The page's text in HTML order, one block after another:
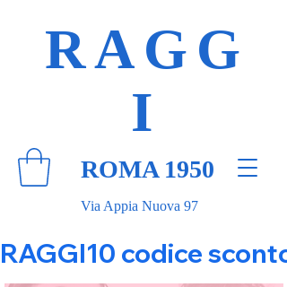
Via Appia Nuova 97
RAGG
I
ROMA 1950
RAGGI10 codice